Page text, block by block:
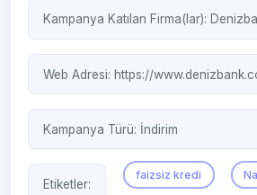
Kampanya Katılan Firma(lar):
Web Adresi:https://
Kampanya Türü: İndirim
Etiketler:
faizsiz kredi